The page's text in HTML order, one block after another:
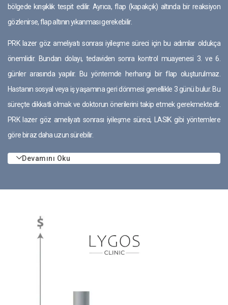
bölgede kırışıklık tespit edilir. Ayrıca, flap (kapakçık) altında bir reaksiyon
gözlenirse, flap altının yıkanması gerekebilir.
PRK lazer göz ameliyatı sonrası iyileşme süreci için bu adımlar oldukça
önemlidir. Bundan dolayı, tedaviden sonra kontrol muayenesi 3. ve 6.
günler arasında yapılır. Bu yöntemde herhangi bir flap oluşturulmaz.
Hastanın sosyal veya iş yaşamına geri dönmesi genellikle 3 günü bulur. Bu
süreçte dikkatli olmak ve doktorun önerilerini takip etmek gerekmektedir.
PRK lazer göz ameliyatı sonrası iyileşme süreci, LASIK gibi yöntemlere
göre biraz daha uzun sürebilir.
Devamını Oku